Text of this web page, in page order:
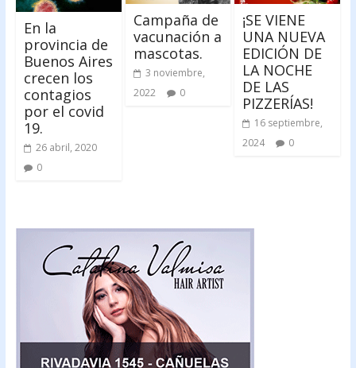
En la
provincia de
Buenos Aires
crecen los
contagios
por el covid
19.
26 abril, 2020
0
Campaña de
vacunación a
mascotas.
3 noviembre,
2022
0
¡SE VIENE
UNA NUEVA
EDICIÓN DE
LA NOCHE
DE LAS
PIZZERÍAS!
16 septiembre,
2024
0